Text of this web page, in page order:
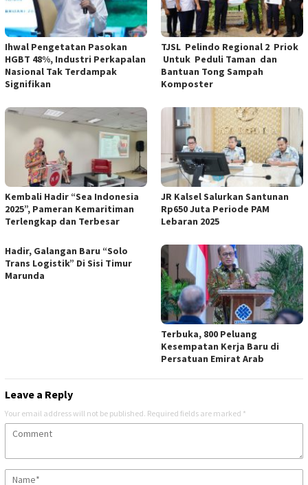
Ihwal Pengetatan Pasokan
HGBT 48%, Industri Perkapalan
Nasional Tak Terdampak
Signifikan
TJSL Pelindo Regional 2 Priok
Untuk Peduli Taman dan
Bantuan Tong Sampah
Komposter
Kembali Hadir “Sea Indonesia
2025”, Pameran Kemaritiman
Terlengkap dan Terbesar
JR Kalsel Salurkan Santunan
Rp650 Juta Periode PAM
Lebaran 2025
Hadir, Galangan Baru “Solo
Trans Logistik” Di Sisi Timur
Marunda
Terbuka, 800 Peluang
Kesempatan Kerja Baru di
Persatuan Emirat Arab
Leave a Reply
Your email address will not be published. Required fields are marked *